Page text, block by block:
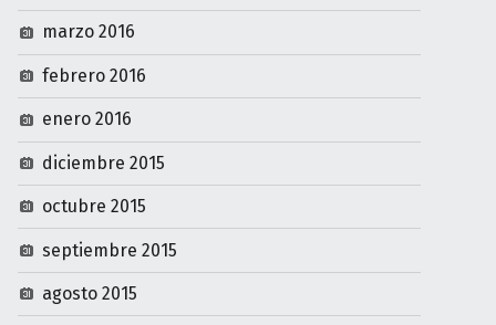
marzo 2016
febrero 2016
enero 2016
diciembre 2015
octubre 2015
septiembre 2015
agosto 2015